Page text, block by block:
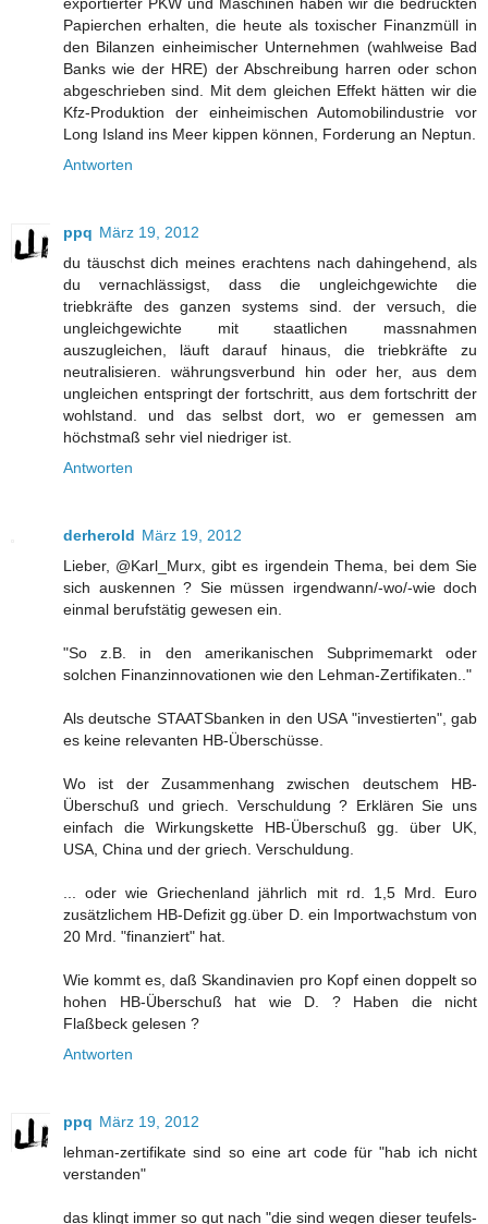
Papierchen erhalten, die heute als toxischer Finanzmüll in
den Bilanzen einheimischer Unternehmen (wahlweise Bad
Banks wie der HRE) der Abschreibung harren oder schon
abgeschrieben sind. Mit dem gleichen Effekt hätten wir die
Kfz-Produktion der einheimischen Automobilindustrie vor
Long Island ins Meer kippen können, Forderung an Neptun.
Antworten
ppq März 19, 2012
du täuschst dich meines erachtens nach dahingehend, als
du vernachlässigst, dass die ungleichgewichte die
triebkräfte des ganzen systems sind. der versuch, die
ungleichgewichte mit staatlichen massnahmen
auszugleichen, läuft darauf hinaus, die triebkräfte zu
neutralisieren. währungsverbund hin oder her, aus dem
ungleichen entspringt der fortschritt, aus dem fortschritt der
wohlstand. und das selbst dort, wo er gemessen am
höchstmaß sehr viel niedriger ist.
Antworten
derherold März 19, 2012
Lieber, @Karl_Murx, gibt es irgendein Thema, bei dem Sie
sich auskennen ? Sie müssen irgendwann/-wo/-wie doch
einmal berufstätig gewesen ein.
"So z.B. in den amerikanischen Subprimemarkt oder
solchen Finanzinnovationen wie den Lehman-Zertifikaten.."
Als deutsche STAATSbanken in den USA "investierten", gab
es keine relevanten HB-Überschüsse.
Wo ist der Zusammenhang zwischen deutschem HB-
Überschuß und griech. Verschuldung ? Erklären Sie uns
einfach die Wirkungskette HB-Überschuß gg. über UK,
USA, China und der griech. Verschuldung.
... oder wie Griechenland jährlich mit rd. 1,5 Mrd. Euro
zusätzlichem HB-Defizit gg.über D. ein Importwachstum von
20 Mrd. "finanziert" hat.
Wie kommt es, daß Skandinavien pro Kopf einen doppelt so
hohen HB-Überschuß hat wie D. ? Haben die nicht
Flaßbeck gelesen ?
Antworten
ppq März 19, 2012
lehman-zertifikate sind so eine art code für "hab ich nicht
verstanden"
das klingt immer so gut nach "die sind wegen dieser teufels-